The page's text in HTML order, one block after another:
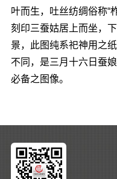
叶而生，吐丝纺绸俗称“
刻印三蚕姑居上而坐，
景，此图纯系祀神用之
不同，是三月十六日蚕
必备之图像。